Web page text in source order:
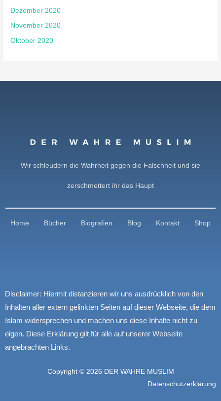
Dezember 2020
November 2020
Oktober 2020
Wir schleudern die Wahrheit gegen die Falschheit und sie
zerschmettert ihr das Haupt
Home Bücher Biografien Blog Kontakt Shop
Disclaimer: Hiermit distanzieren wir uns ausdrücklich von den
Inhalten aller extern gelinkten Seiten auf dieser Webseite, die dem
Islam widersprechen und machen uns diese Inhalte nicht zu
eigen. Diese Erklärung gilt für alle auf unserer Webseite
angebrachten Links.
Copyright © 2026 DER WAHRE MUSLIM
Datenschutzerklärung